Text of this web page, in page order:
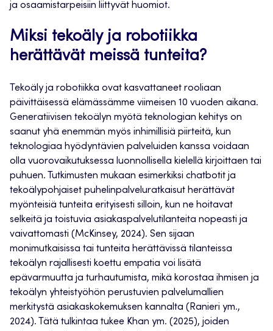
ja osaamistarpeisiin liittyvät huomiot.
Miksi tekoäly ja robotiikka
herättävät meissä tunteita?
Tekoäly ja robotiikka ovat kasvattaneet rooliaan
päivittäisessä elämässämme viimeisen 10 vuoden aikana.
Generatiivisen tekoälyn myötä teknologian kehitys on
saanut yhä enemmän myös inhimillisiä piirteitä, kun
teknologiaa hyödyntävien palveluiden kanssa voidaan
olla vuorovaikutuksessa luonnollisella kielellä kirjoittaen tai
puhuen. Tutkimusten mukaan esimerkiksi chatbotit ja
tekoälypohjaiset puhelinpalveluratkaisut herättävät
myönteisiä tunteita erityisesti silloin, kun ne hoitavat
selkeitä ja toistuvia asiakaspalvelutilanteita nopeasti ja
vaivattomasti (McKinsey, 2024). Sen sijaan
monimutkaisissa tai tunteita herättävissä tilanteissa
tekoälyn rajallisesti koettu empatia voi lisätä
epävarmuutta ja turhautumista, mikä korostaa ihmisen ja
tekoälyn yhteistyöhön perustuvien palvelumallien
merkitystä asiakaskokemuksen kannalta (Ranieri ym.,
2024). Tätä tulkintaa tukee Khan ym. (2025), joiden